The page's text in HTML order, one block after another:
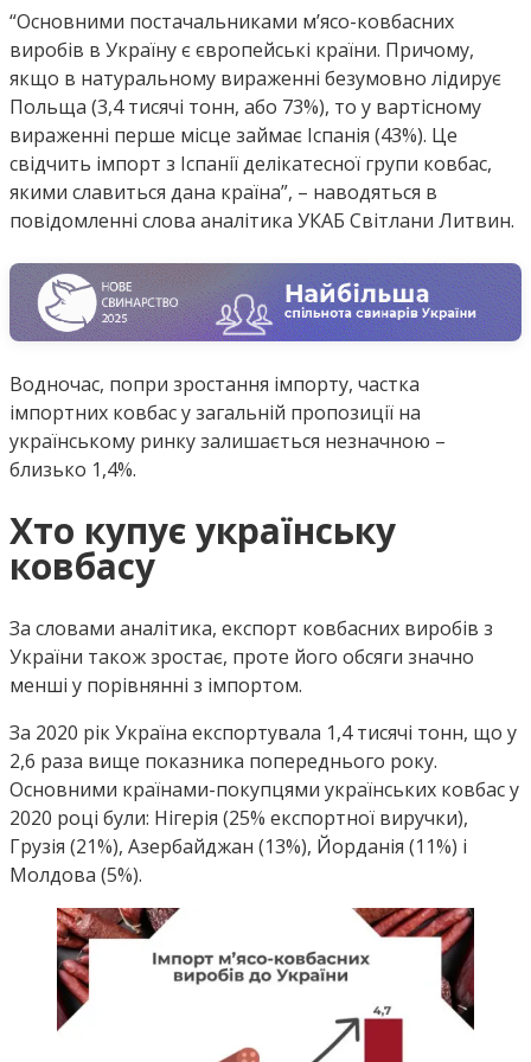
“Основними постачальниками м’ясо-ковбасних
виробів в Україну є європейські країни. Причому,
якщо в натуральному вираженні безумовно лідирує
Польща (3,4 тисячі тонн, або 73%), то у вартісному
вираженні перше місце займає Іспанія (43%). Це
свідчить імпорт з Іспанії делікатесної групи ковбас,
якими славиться дана країна”, – наводяться в
повідомленні слова аналітика УКАБ Світлани Литвин.
Водночас, попри зростання імпорту, частка
імпортних ковбас у загальній пропозиції на
українському ринку залишається незначною –
близько 1,4%.
Хто купує українську
ковбасу
За словами аналітика, експорт ковбасних виробів з
України також зростає, проте його обсяги значно
менші у порівнянні з імпортом.
За 2020 рік Україна експортувала 1,4 тисячі тонн, що у
2,6 раза вище показника попереднього року.
Основними країнами-покупцями українських ковбас у
2020 році були: Нігерія (25% експортної виручки),
Грузія (21%), Азербайджан (13%), Йорданія (11%) і
Молдова (5%).